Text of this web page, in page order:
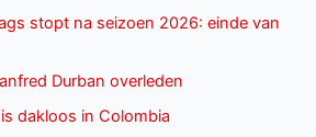
stopt na seizoen 2026: einde van
Durban overleden
dakloos in Colombia